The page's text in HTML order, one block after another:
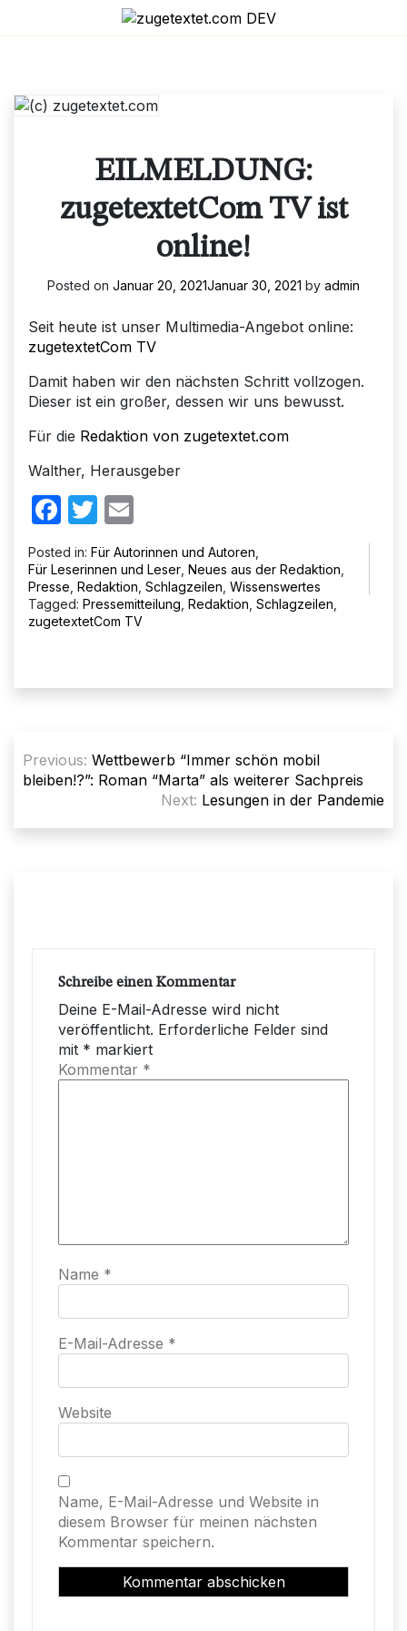
EILMELDUNG:
zugetextetCom TV ist
online!
Posted on Januar 20, 2021Januar 30, 2021 by admin
Seit heute ist unser Multimedia-Angebot online:
zugetextetCom TV
Damit haben wir den nächsten Schritt vollzogen.
Dieser ist ein großer, dessen wir uns bewusst.
Für die Redaktion von zugetextet.com
Walther, Herausgeber
Facebook
Twitter
Posted in: Für Autorinnen und Autoren
Für Leserinnen und Leser Neues aus der Redaktion
Presse Redaktion Schlagzeilen Wissenswertes
Tagged: Pressemitteilung Redaktion Schlagzeilen
zugetextetCom TV
Previous: Wettbewerb “Immer schön mobil
bleiben!?”: Roman “Marta” als weiterer Sachpreis
Next: Lesungen in der Pandemie
Schreibe einen Kommentar
Deine E-Mail-Adresse wird nicht
veröffentlicht. Erforderliche Felder sind
mit * markiert
Kommentar *
Name *
E-Mail-Adresse *
Website
Name, E-Mail-Adresse und Website in
diesem Browser für meinen nächsten
Kommentar speichern.